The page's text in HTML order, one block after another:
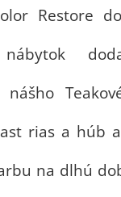
Restore
nášho
rias a húb
na dlhú